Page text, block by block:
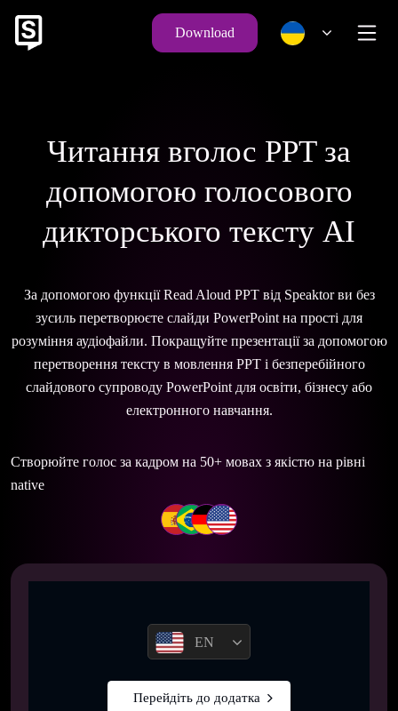
Download
Читання вголос PPT за
допомогою голосового
дикторського тексту AI
За допомогою функції Read Aloud PPT від Speaktor ви без
зусиль перетворюєте слайди PowerPoint на прості для
розуміння аудіофайли. Покращуйте презентації за допомогою
перетворення тексту в мовлення PPT і безперебійного
слайдового супроводу PowerPoint для освіти, бізнесу або
електронного навчання.
Створюйте голос за кадром на 50+ мовах з якістю на рівні
native
EN
Перейдіть до додатка